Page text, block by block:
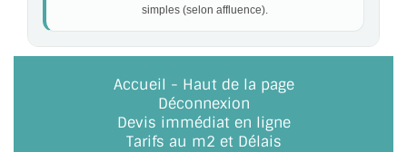
simples (selon affluence).
Accueil - Haut de la page
Déconnexion
Devis immédiat en ligne
Tarifs au m2 et Délais